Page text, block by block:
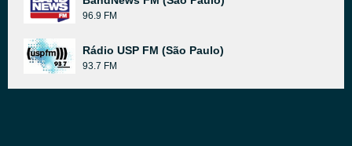
96.9 FM
Rádio USP FM (São Paulo)
93.7 FM